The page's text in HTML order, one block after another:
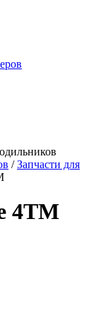
/Запчасти для
4ТМ